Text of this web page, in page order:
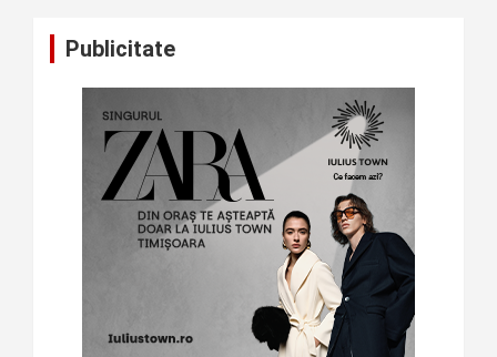
Publicitate